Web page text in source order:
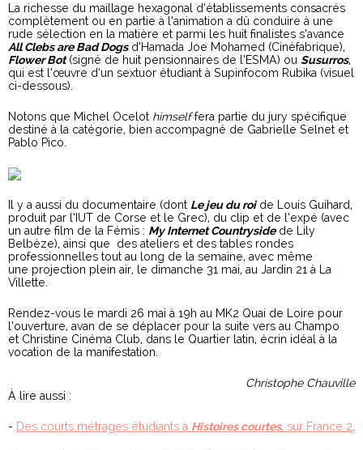
La richesse du maillage hexagonal d’établissements consacrés
complètement ou en partie à l’animation a dû conduire à une
rude sélection en la matière et parmi les huit finalistes s’avance
All Clebs are Bad Dogsd’Hamada Joe Mohamed (Cinéfabrique),
Flower Bot(signé de huit pensionnaires de l’ESMA) ou Susurros,
qui est l’œuvre d’un sextuor étudiant à Supinfocom Rubika (visuel
ci-dessous).
Notons que Michel Ocelot himselffera partie du jury spécifique
destiné à la catégorie, bien accompagné de Gabrielle Selnet et
Pablo Pico.
Il y a aussi du documentaire (dont Le jeu du roide Louis Guihard,
produit par l’IUT de Corse et le Grec), du clip et de l’expé (avec
un autre film de la Fémis : My Internet Countrysidede Lily
Belbèze), ainsi que des ateliers et des tables rondes
professionnelles tout au long de la semaine, avec même
une projection plein air, le dimanche 31 mai, au Jardin 21 à La
Villette.
Rendez-vous le mardi 26 mai à 19h au MK2 Quai de Loire pour
l’ouverture, avan de se déplacer pour la suite vers au Champo
et Christine Cinéma Club, dans le Quartier latin, écrin idéal à la
vocation de la manifestation.
Christophe Chauville
À lire aussi :
- Des courts métrages étudiants à Histoires courtes, sur France 2.